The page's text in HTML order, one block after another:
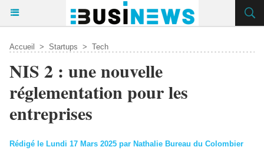
Accueil > Startups > Tech
NIS 2 : une nouvelle
réglementation pour les
entreprises
Rédigé le Lundi 17 Mars 2025 par Nathalie Bureau du Colombier